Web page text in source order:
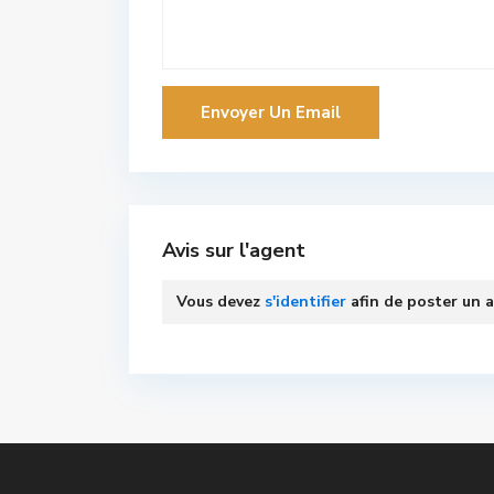
Avis sur l'agent
Vous devez s'identifier afin de poster un